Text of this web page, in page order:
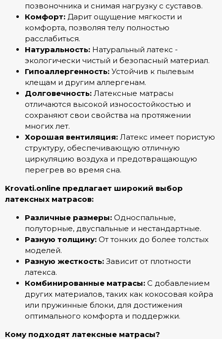
позвоночника и снимая нагрузку с суставов.
Комфорт: Дарит ощущение мягкости и
комфорта, позволяя телу полностью
расслабиться.
Натуральность: Натуральный латекс -
экологически чистый и безопасный материал.
Гипоаллергенность: Устойчив к пылевым
клещам и другим аллергенам.
Долговечность: Латексные матрасы
отличаются высокой износостойкостью и
сохраняют свои свойства на протяжении
многих лет.
Хорошая вентиляция: Латекс имеет пористую
структуру, обеспечивающую отличную
циркуляцию воздуха и предотвращающую
перегрев во время сна.
Krovati.online предлагает широкий выбор
латексных матрасов:
Различные размеры: Односпальные,
полуторные, двуспальные и нестандартные.
Разную толщину: От тонких до более толстых
моделей.
Разную жесткость: Зависит от плотности
латекса.
Комбинированные матрасы: С добавлением
других материалов, таких как кокосовая койра
или пружинные блоки, для достижения
оптимального комфорта и поддержки.
Кому подходят латексные матрасы?